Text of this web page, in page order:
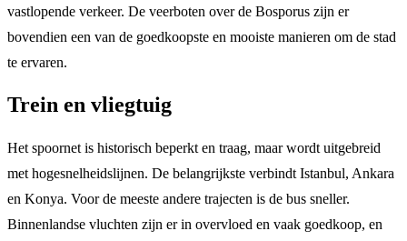
vastlopende verkeer. De veerboten over de Bosporus zijn er
bovendien een van de goedkoopste en mooiste manieren om de stad
te ervaren.
Trein en vliegtuig
Het spoornet is historisch beperkt en traag, maar wordt uitgebreid
met hogesnelheidslijnen. De belangrijkste verbindt Istanbul, Ankara
en Konya. Voor de meeste andere trajecten is de bus sneller.
Binnenlandse vluchten zijn er in overvloed en vaak goedkoop, en